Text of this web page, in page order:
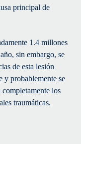
principal de
1.4 millones
sin embargo, se
de esta lesión
y probablemente se
completamente los
traumáticas.